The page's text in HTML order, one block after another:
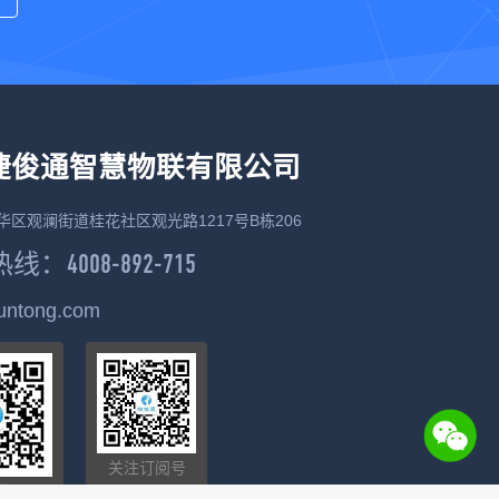
俊通智慧物联有限公司
区观澜街道桂花社区观光路1217号B栋206
：4008-892-715
关注订阅号